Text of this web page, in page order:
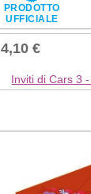
PRODOTTO
UFFICIALE
4,10 €
Inviti di Cars 3